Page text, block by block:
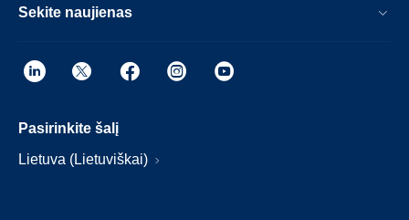
Sekite naujienas
Pasirinkite šalį
Lietuva (Lietuviškai)